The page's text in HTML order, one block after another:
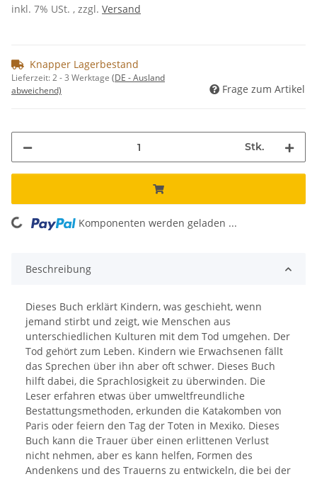
inkl. 7% USt. , zzgl. Versand
Knapper Lagerbestand
Lieferzeit:2 - 3 Werktage (DE - Ausland
abweichend)
Frage zum Artikel
Stk.
Loading... Komponenten werden geladen ...
Beschreibung
Dieses Buch erklärt Kindern, was geschieht, wenn
jemand stirbt und zeigt, wie Menschen aus
unterschiedlichen Kulturen mit dem Tod umgehen. Der
Tod gehört zum Leben. Kindern wie Erwachsenen fällt
das Sprechen über ihn aber oft schwer. Dieses Buch
hilft dabei, die Sprachlosigkeit zu überwinden. Die
Leser erfahren etwas über umweltfreundliche
Bestattungsmethoden, erkunden die Katakomben von
Paris oder feiern den Tag der Toten in Mexiko. Dieses
Buch kann die Trauer über einen erlittenen Verlust
nicht nehmen, aber es kann helfen, Formen des
Andenkens und des Trauerns zu entwickeln, die bei der